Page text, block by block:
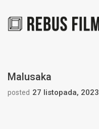
Malusaka
posted 27 listopada, 2023